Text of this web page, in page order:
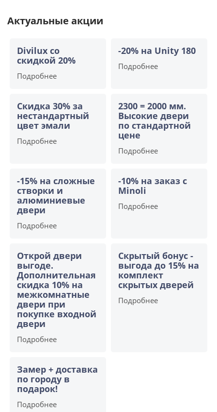
Актуальные акции
Divilux со
скидкой 20%
Подробнее
-20% на Unity 180
Подробнее
Скидка 30% за
нестандартный
цвет эмали
Подробнее
2300 = 2000 мм.
Высокие двери
по стандартной
цене
Подробнее
-15% на сложные
створки и
алюминиевые
двери
Подробнее
-10% на заказ с
Minoli
Подробнее
Открой двери
выгоде.
Дополнительная
скидка 10% на
межкомнатные
двери при
покупке входной
двери
Подробнее
Скрытый бонус -
выгода до 15% на
комплект
скрытых дверей
Подробнее
Замер + доставка
по городу в
подарок!
Подробнее